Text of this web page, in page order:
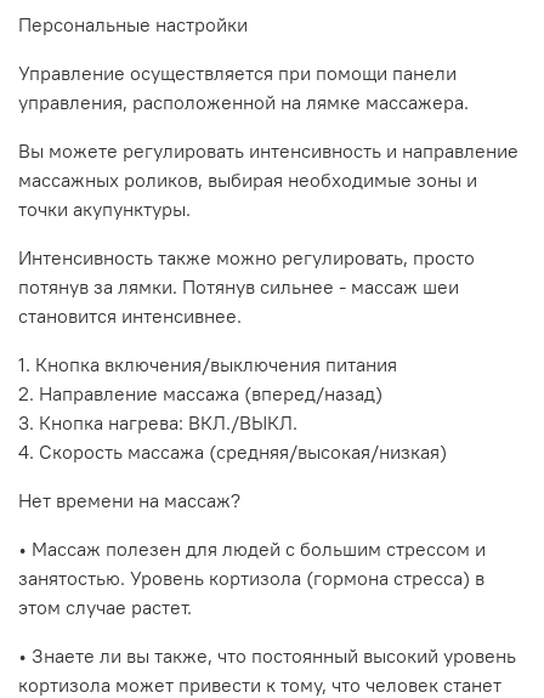
Персональные настройки
Управление осуществляется при помощи панели
управления, расположенной на лямке массажера.
Вы можете регулировать интенсивность и направление
массажных роликов, выбирая необходимые зоны и
точки акупунктуры.
Интенсивность также можно регулировать, просто
потянув за лямки. Потянув сильнее - массаж шеи
становится интенсивнее.
1. Кнопка включения/выключения питания
2. Направление массажа (вперед/назад)
3. Кнопка нагрева: ВКЛ./ВЫКЛ.
4. Скорость массажа (средняя/высокая/низкая)
Нет времени на массаж?
• Массаж полезен для людей с большим стрессом и
занятостью. Уровень кортизола (гормона стресса) в
этом случае растет.
• Знаете ли вы также, что постоянный высокий уровень
кортизола может привести к тому, что человек станет